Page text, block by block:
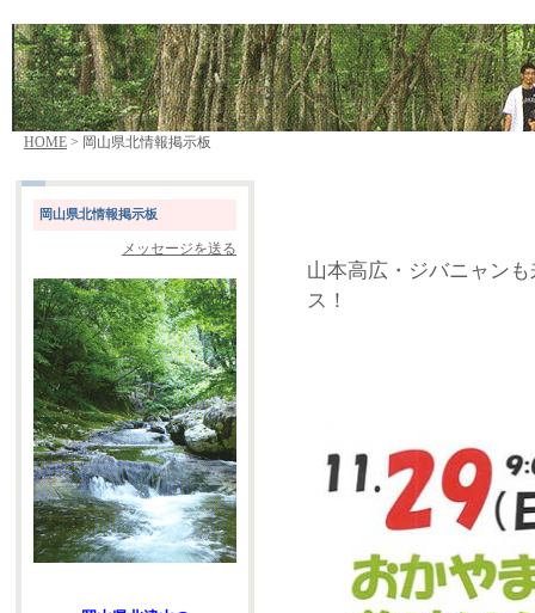
HOME > 岡山県北情報掲示板
岡山県北情報掲示板
メッセージを送る
山本高広・ジバニャン
ス！